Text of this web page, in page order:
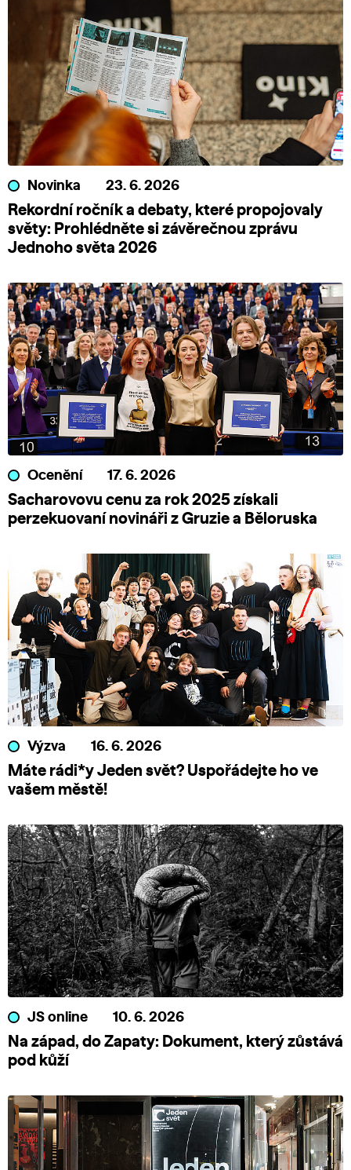
Novinka 23. 6. 2026
Rekordní ročník a debaty, které propojovaly
světy: Prohlédněte si závěrečnou zprávu
Jednoho světa 2026
Ocenění 17. 6. 2026
Sacharovovu cenu za rok 2025 získali
perzekuovaní novináři z Gruzie a Běloruska
Výzva 16. 6. 2026
Máte rádi*y Jeden svět? Uspořádejte ho ve
vašem městě!
JS online 10. 6. 2026
Na západ, do Zapaty: Dokument, který zůstává
pod kůží